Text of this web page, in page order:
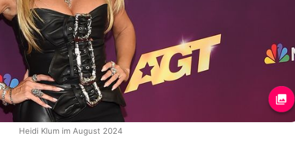
Heidi Klum im August 2024